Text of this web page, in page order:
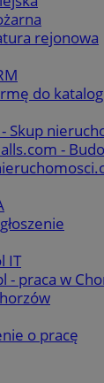
rejonowa
do
Skup
-
IT
- praca w
o pracę